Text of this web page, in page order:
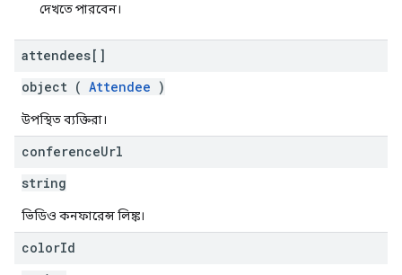
দেখতে পারবেন।
attendees[]
object ( Attendee )
উপস্থিত ব্যক্তিরা।
conferenceUrl
string
ভিডিও কনফারেন্স লিঙ্ক।
colorId